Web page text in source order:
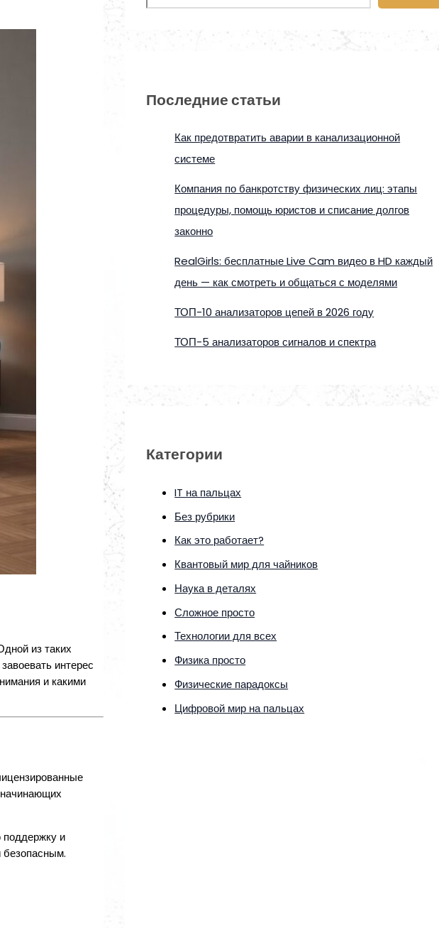
из таких
интерес
и какими
поддержку и
безопасным.
Последние статьи
Как предотвратить аварии в канализационной
системе
Компания по банкротству физических лиц: этапы
процедуры, помощь юристов и списание долгов
законно
RealGirls: бесплатные Live Cam видео в HD каждый
день — как смотреть и общаться с моделями
ТОП-10 анализаторов цепей в 2026 году
ТОП-5 анализаторов сигналов и спектра
Категории
IT на пальцах
Без рубрики
Как это работает?
Квантовый мир для чайников
Наука в деталях
Сложное просто
Технологии для всех
Физика просто
Физические парадоксы
Цифровой мир на пальцах